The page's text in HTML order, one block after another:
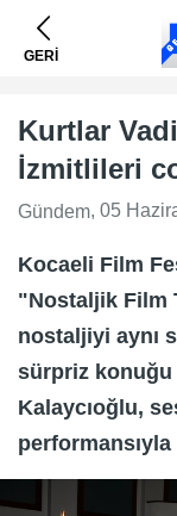
GERİ
Kurtlar
İzmitlileri
Gündem, 05
Kocaeli Film
"Nostaljik Film
nostaljiyi aynı
sürpriz
Kalaycıoğlu,